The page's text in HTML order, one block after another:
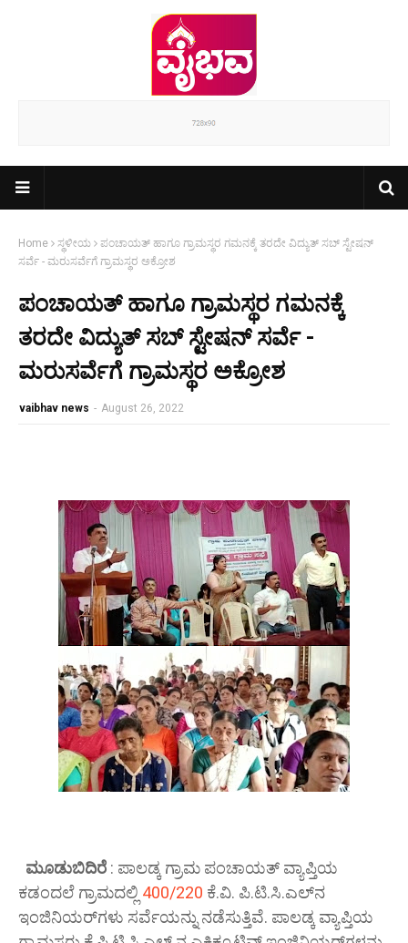
Home ಸ್ಥಳೀಯ
ಪಂಚಾಯತ್‌ ಹಾಗೂ ಗ್ರಾಮಸ್ಥರ ಗಮನಕ್ಕೆ ತರದೇ ವಿದ್ಯುತ್ ಸಬ್ ಸ್ಟೇಷನ್
ಸರ್ವೆ - ಮರುಸರ್ವೆಗೆ ಗ್ರಾಮಸ್ಥರ ಅಕ್ರೋಶ
ಪಂಚಾಯತ್‌ ಹಾಗೂ ಗ್ರಾಮಸ್ಥರ ಗಮನಕ್ಕೆ
ತರದೇ ವಿದ್ಯುತ್ ಸಬ್ ಸ್ಟೇಷನ್ ಸರ್ವೆ -
ಮರುಸರ್ವೆಗೆ ಗ್ರಾಮಸ್ಥರ ಅಕ್ರೋಶ
vaibhav news - August 26, 2022
ಮೂಡುಬಿದಿರೆ : ಪಾಲಡ್ಕ ಗ್ರಾಮ ಪಂಚಾಯತ್ ವ್ಯಾಪ್ತಿಯ
ಕಡಂದಲೆ ಗ್ರಾಮದಲ್ಲಿ 400/220 ಕೆ.ವಿ. ಪಿ.ಟಿ.ಸಿ.ಎಲ್‌ನ
ಇಂಜಿನಿಯರ್‌ಗಳು ಸರ್ವೆಯನ್ನು ನಡೆಸುತ್ತಿವೆ. ಪಾಲಡ್ಕ ವ್ಯಾಪ್ತಿಯ